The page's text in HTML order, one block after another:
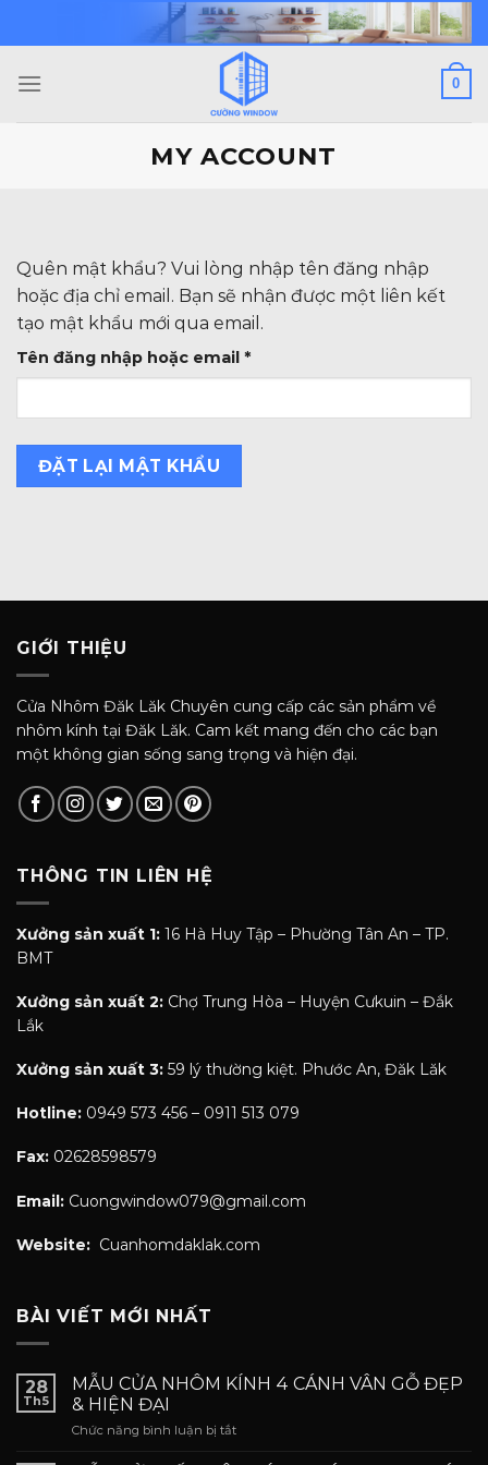
0
MY ACCOUNT
Quên mật khẩu? Vui lòng nhập tên đăng nhập
hoặc địa chỉ email. Bạn sẽ nhận được một liên kết
tạo mật khẩu mới qua email.
Tên đăng nhập hoặc email *Bắt
buộc
ĐẶT LẠI MẬT KHẨU
GIỚI THIỆU
Cửa Nhôm Đăk Lăk Chuyên cung cấp các sản phẩm về
nhôm kính tại Đăk Lăk. Cam kết mang đến cho các bạn
một không gian sống sang trọng và hiện đại.
THÔNG TIN LIÊN HỆ
Xưởng sản xuất 1: 16 Hà Huy Tập – Phường Tân An – TP.
BMT
Xưởng sản xuất 2: Chợ Trung Hòa – Huyện Cưkuin – Đắk
Lắk
Xưởng sản xuất 3: 59 lý thường kiệt. Phước An, Đăk Lăk
Hotline: 0949 573 456 – 0911 513 079
Fax: 02628598579
Email: Cuongwindow079@gmail.com
Website: Cuanhomdaklak.com
BÀI VIẾT MỚI NHẤT
28
Th5
MẪU CỬA NHÔM KÍNH 4 CÁNH VÂN GỖ ĐẸP
& HIỆN ĐẠI
Chức năng bình luận bị tắtở